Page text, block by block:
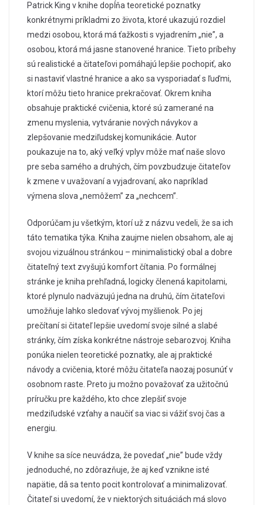
Patrick King v knihe dopĺňa teoretické poznatky
konkrétnymi príkladmi zo života, ktoré ukazujú rozdiel
medzi osobou, ktorá má ťažkosti s vyjadrením „nie”, a
osobou, ktorá má jasne stanovené hranice. Tieto príbehy
sú realistické a čitateľovi pomáhajú lepšie pochopiť, ako
si nastaviť vlastné hranice a ako sa vysporiadať s ľuďmi,
ktorí môžu tieto hranice prekračovať. Okrem kniha
obsahuje praktické cvičenia, ktoré sú zamerané na
zmenu myslenia, vytváranie nových návykov a
zlepšovanie medziľudskej komunikácie. Autor
poukazuje na to, aký veľký vplyv môže mať naše slovo
pre seba samého a druhých, čím povzbudzuje čitateľov
k zmene v uvažovaní a vyjadrovaní, ako napríklad
výmena slova „nemôžem” za „nechcem”.
Odporúčam ju všetkým, ktorí už z názvu vedeli, že sa ich
táto tematika týka. Kniha zaujme nielen obsahom, ale aj
svojou vizuálnou stránkou – minimalistický obal a dobre
čitateľný text zvyšujú komfort čítania. Po formálnej
stránke je kniha prehľadná, logicky členená kapitolami,
ktoré plynulo nadväzujú jedna na druhú, čím čitateľovi
umožňuje lahko sledovať vývoj myšlienok. Po jej
prečítaní si čitateľ lepšie uvedomí svoje silné a slabé
stránky, čím získa konkrétne nástroje sebarozvoj. Kniha
ponúka nielen teoretické poznatky, ale aj praktické
návody a cvičenia, ktoré môžu čitateľa naozaj posunúť v
osobnom raste. Preto ju možno považovať za užitočnú
príručku pre každého, kto chce zlepšiť svoje
medziľudské vzťahy a naučiť sa viac si vážiť svoj čas a
energiu.
V knihe sa síce neuvádza, že povedať „nie” bude vždy
jednoduché, no zdôrazňuje, že aj keď vznikne isté
napätie, dâ sa tento pocit kontrolovať a minimalizovať.
Čitateľ si uvedomí, že v niektorých situáciách má slovo